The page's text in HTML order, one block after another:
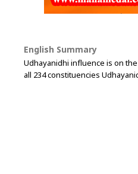
English Summary
Udhayanidhi influence is on
all 234 constituencies